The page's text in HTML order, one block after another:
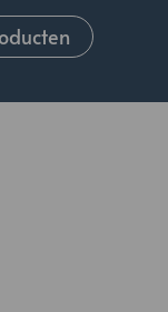
Bekijk producten